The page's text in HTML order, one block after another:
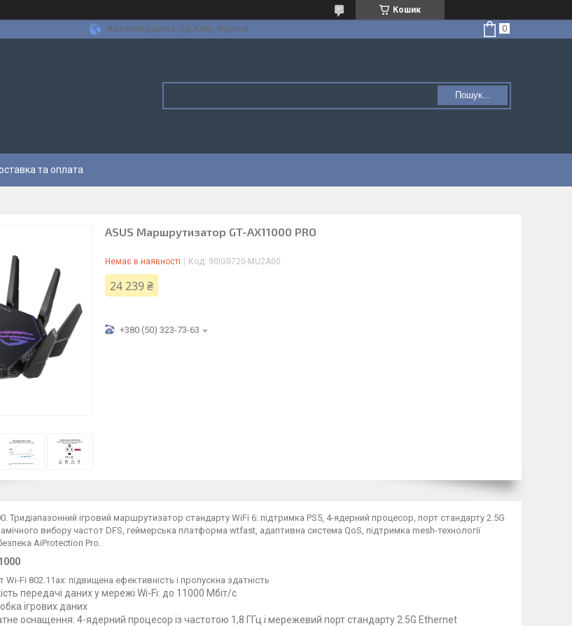
Кошик
Автозаводська, 28, Київ, Україна
Пошук...
та оплата
ASUS Маршрутизатор GT-AX11000 PRO
Немає в наявності Код: 90IG0720-MU2A00
24 239 ₴
+380 (50) 323-73-63
Тридіапазонний ігровий маршрутизатор стандарту WiFi 6: підтримка PS5, 4-ядерний процесор, порт стандарту 2.5G
вибору частот DFS, геймерська платформа wtfast, адаптивна система QoS, підтримка mesh-технології
AiProtection Pro.
Wi-Fi 802.11ax: підвищена ефективність і пропускна здатність
передачі даних у мережі Wi-Fi: до 11000 Мбіт/с
ігрових даних
оснащення: 4-ядерний процесор із частотою 1,8 ГГц і мережевий порт стандарту 2.5G Ethernet